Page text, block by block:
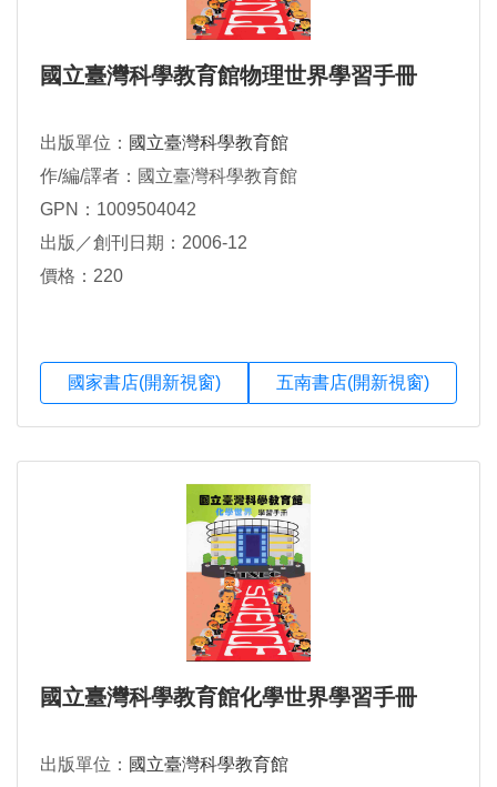
國立臺灣科學教育館物理世界學習手冊
出版單位： 國立臺灣科學教育館
作/編/譯者：國立臺灣科學教育館
GPN：1009504042
出版／創刊日期：2006-12
價格：220
國家書店(開新視窗) 五南書店(開新視窗)
國立臺灣科學教育館化學世界學習手冊
出版單位： 國立臺灣科學教育館